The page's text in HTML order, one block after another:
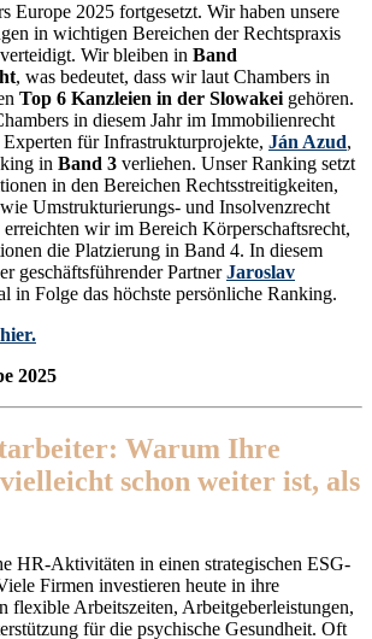
Europe 2025 fortgesetzt. Wir haben unsere
in wichtigen Bereichen der Rechtspraxis
Wir bleiben in Band
, was bedeutet, dass wir laut Chambers in
Top 6 Kanzleien in der Slowakei gehören.
in diesem Jahr im Immobilienrecht
Experten für Infrastrukturprojekte, Ján Azud,
in Band 3 verliehen. Unser Ranking setzt
in den Bereichen Rechtsstreitigkeiten,
Umstrukturierungs- und Insolvenzrecht
wir im Bereich Körperschaftsrecht,
die Platzierung in Band 4. In diesem
geschäftsführender PartnerJaroslav
in Folge das höchste persönliche Ranking.
Warum Ihre
schon weiter ist, als
HR-Aktivitäten in einen strategischen ESG-
Firmen investieren heute in ihre
flexible Arbeitszeiten, Arbeitgeberleistungen,
für die psychische Gesundheit. Oft